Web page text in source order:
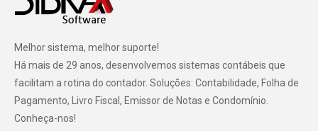
Melhor sistema, melhor suporte!
Há mais de 29 anos, desenvolvemos sistemas contábeis que
facilitam a rotina do contador. Soluções: Contabilidade, Folha de
Pagamento, Livro Fiscal, Emissor de Notas e Condomínio.
Conheça-nos!